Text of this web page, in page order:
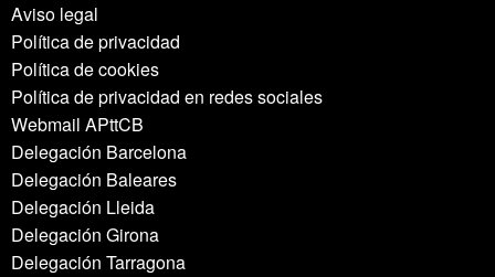
Aviso legal
Política de privacidad
Política de cookies
Política de privacidad en redes sociales
Webmail APttCB
Delegación Barcelona
Delegación Baleares
Delegación Lleida
Delegación Girona
Delegación Tarragona